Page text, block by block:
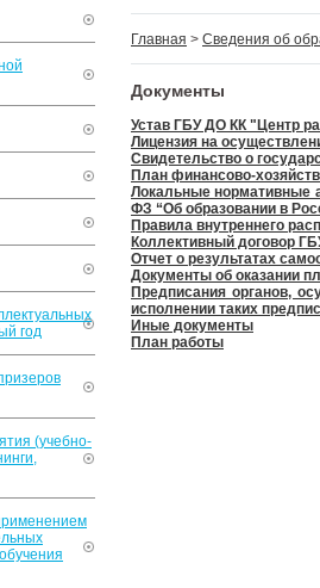
год
(учебно-
Главная > Сведения об
Документы
Устав ГБУ ДО КК "Центр
Лицензия на
Свидетельство о
План финансово-
Локальные нормативные
ФЗ “Об образовании в
Правила внутреннего
Коллективный договор
Отчет о результатах
Документы об оказании
Предписания органов,
исполнении таких
Иные документы
План работы